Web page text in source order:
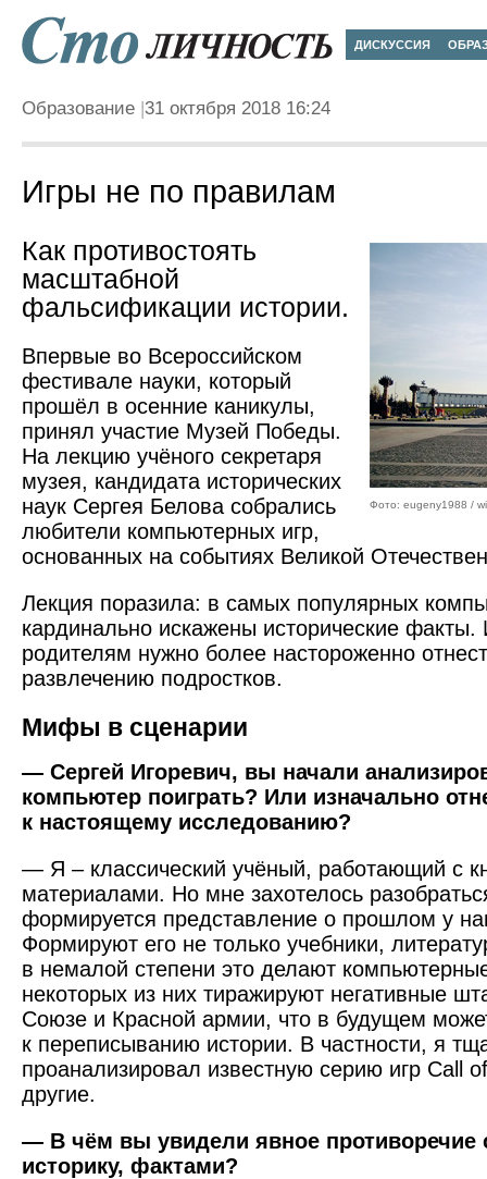
ДИСКУССИЯ
Образование 31 октября 2018 16:24
Игры не по правилам
Фото: eugeny1988 /
Как противостоять
масштабной
фальсификации истории.
Впервые во Всероссийском
фестивале науки, который
прошёл в осенние каникулы,
принял участие Музей Победы.
На лекцию учёного секретаря
музея, кандидата исторических
наук Сергея Белова собрались
любители компьютерных игр,
основанных на событиях Великой
Лекция поразила: в самых популярных
кардинально искажены исторические факты.
родителям нужно более настороженно
развлечению подростков.
Мифы в сценарии
— Сергей Игоревич, вы начали
компьютер поиграть? Или изначально
к настоящему исследованию?
— Я – классический учёный, работающий с
материалами. Но мне захотелось
формируется представление о прошлом у
Формируют его не только учебники,
в немалой степени это делают
некоторых из них тиражируют негативные
Союзе и Красной армии, что в будущем
к переписыванию истории. В частности, я
проанализировал извест­ную серию игр Call
другие.
— В чём вы увидели явное противоречие
историку, фактами?